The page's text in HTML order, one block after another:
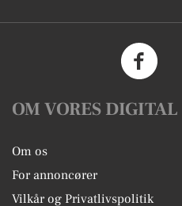
OM VORES DIGITAL
Om os
For annoncører
Vilkår og Privatlivspolitik